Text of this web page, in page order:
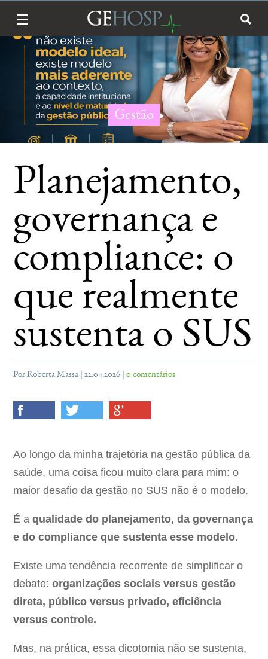
Gestão
Planejamento,
governança e
compliance: o
que realmente
sustenta o SUS
Por Roberta Massa | 22.04.2026 |0 comentários
Ao longo da minha trajetória na gestão pública da
saúde, uma coisa ficou muito clara para mim: o
maior desafio da gestão no SUS não é o modelo.
É aqualidade do planejamento, da governança
e do compliance que sustenta esse modelo.
Existe uma tendência recorrente de simplificar o
debate:organizações sociais versus gestão
direta, público versus privado, eficiência
versus controle.
Mas, na prática, essa dicotomia não se sustenta,